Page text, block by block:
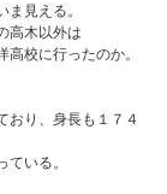
見える。
高木以外は
校に行ったのか。
おり、身長も１７４
ている。